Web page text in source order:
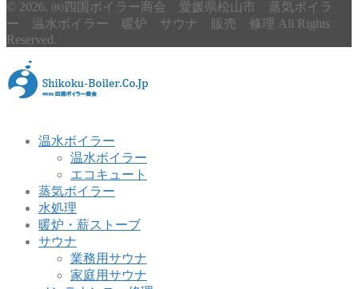
© 2026. ㈱四国ボイラー商会 愛媛県松山市 蒸気ボイラ
ー 温水ボイラー 暖炉 サウナ 販売 修理 All Rights
Reserved.
温水ボイラー
温水ボイラー
エコキュート
蒸気ボイラー
水処理
暖炉・薪ストーブ
サウナ
業務用サウナ
家庭用サウナ